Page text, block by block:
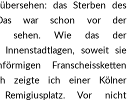
das Sterben des
Das war schon vor der
sehen. Wie das der
Innenstadtlagen, soweit sie
Franscheissketten
zeigte ich einer Kölner
Vor nicht